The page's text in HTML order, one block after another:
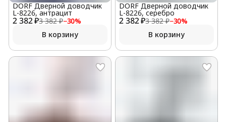
2 382 ₽3 382 ₽−30%
DORF Дверной доводчик
L-8226, антрацит
В корзину
2 382 ₽3 382 ₽−30%
DORF Дверной доводчик
L-8226, серебро
В корзину